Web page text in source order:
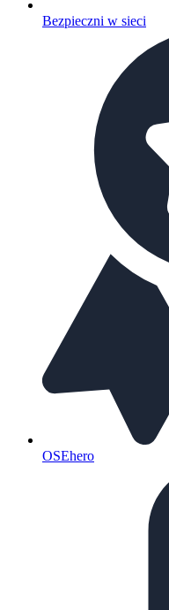
Bezpieczni w sieci
OSEhero